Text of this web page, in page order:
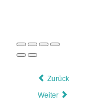
Zurück
Weiter